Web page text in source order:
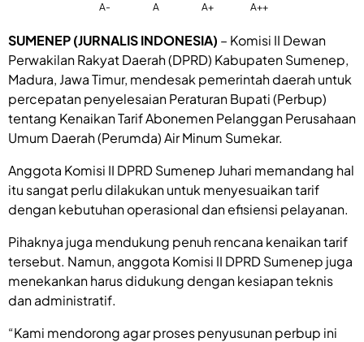
A- A A+ A++
SUMENEP (JURNALIS INDONESIA) – Komisi II Dewan
Perwakilan Rakyat Daerah (DPRD) Kabupaten Sumenep,
Madura, Jawa Timur, mendesak pemerintah daerah untuk
percepatan penyelesaian Peraturan Bupati (Perbup)
tentang Kenaikan Tarif Abonemen Pelanggan Perusahaan
Umum Daerah (Perumda) Air Minum Sumekar.
Anggota Komisi II DPRD Sumenep Juhari memandang hal
itu sangat perlu dilakukan untuk menyesuaikan tarif
dengan kebutuhan operasional dan efisiensi pelayanan.
Pihaknya juga mendukung penuh rencana kenaikan tarif
tersebut. Namun, anggota Komisi II DPRD Sumenep juga
menekankan harus didukung dengan kesiapan teknis
dan administratif.
“Kami mendorong agar proses penyusunan perbup ini